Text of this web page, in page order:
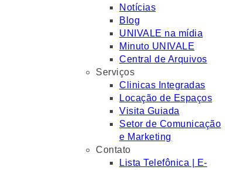
Notícias
Blog
UNIVALE na mídia
Minuto UNIVALE
Central de Arquivos
Serviços
Clinicas Integradas
Locação de Espaços
Visita Guiada
Setor de Comunicação
e Marketing
Contato
Lista Telefônica | E-